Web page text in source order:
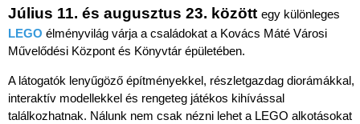
Július 11. és augusztus 23. között egy különleges
LEGO élményvilág várja a családokat a Kovács Máté Városi
Művelődési Központ és Könyvtár épületében.
A látogatók lenyűgöző építményekkel, részletgazdag diorámákkal,
interaktív modellekkel és rengeteg játékos kihívással
találkozhatnak. Nálunk nem csak nézni lehet a LEGO alkotásokat